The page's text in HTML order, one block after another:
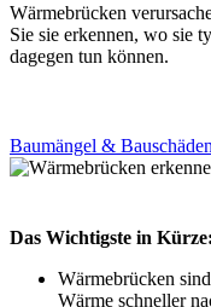
Wärmebrücken
Sie sie erkennen, wo sie
dagegen tun können.
Baumängel & Bauschäden
Das Wichtigste in Kürze:
Wärmebrücken
Wärme schneller